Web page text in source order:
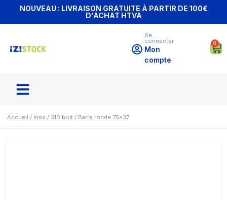
NOUVEAU : LIVRAISON GRATUITE À PARTIR DE 100€
D'ACHAT HTVA
Se
connecter
Mon
compte
0
Accueil / Inox / 316 brut / Barre ronde 75×37